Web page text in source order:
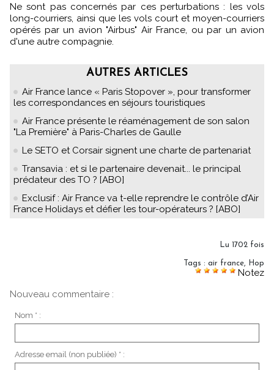
Ne sont pas concernés par ces perturbations : les vols
long-courriers, ainsi que les vols court et moyen-courriers
opérés par un avion "Airbus" Air France, ou par un avion
d'une autre compagnie.
AUTRES ARTICLES
Air France lance « Paris Stopover », pour transformer
les correspondances en séjours touristiques
Air France présente le réaménagement de son salon
"La Première" à Paris-Charles de Gaulle
Le SETO et Corsair signent une charte de partenariat
Transavia : et si le partenaire devenait... le principal
prédateur des TO ? [ABO]
Exclusif : Air France va t-elle reprendre le contrôle d’Air
France Holidays et défier les tour-opérateurs ? [ABO]
Lu 1702 fois
Tags : air france Hop
Notez
Nouveau commentaire :
Nom * :
Adresse email (non publiée) * :